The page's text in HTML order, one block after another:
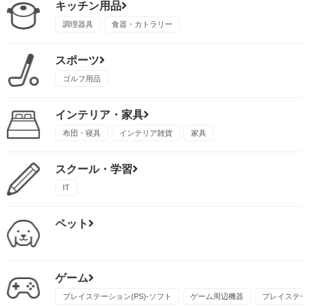
キッチン用品
調理器具 食器・カトラリー
スポーツ
ゴルフ用品
インテリア・家具
布団・寝具 インテリア雑貨 家具
スクール・学習
IT
ペット
ゲーム
プレイステーション(PS)-ソフト ゲーム周辺機器 プレイステ